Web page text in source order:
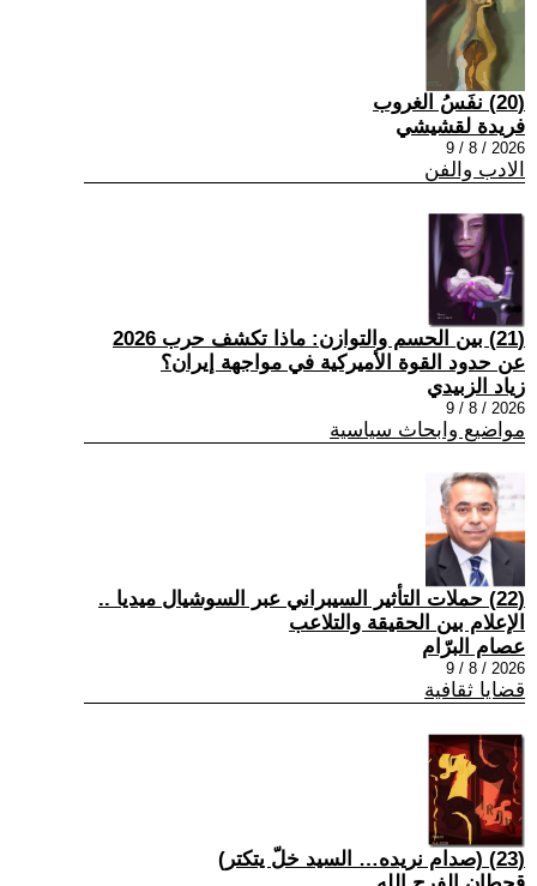
(20) نفَسُ الغروب
فريدة لقشيشي
2026 / 8 / 9
الادب والفن
(21) بين الحسم والتوازن: ماذا تكشف حرب 2026
عن حدود القوة الأميركية في مواجهة إيران؟
زياد الزبيدي
2026 / 8 / 9
مواضيع وابحاث سياسية
(22) حملات التأثير السيبراني عبر السوشيال ميديا ..
الإعلام بين الحقيقة والتلاعب
عصام البرّام
2026 / 8 / 9
قضايا ثقافية
(23) (صدام نريده… السيد خلّ يتكتر)